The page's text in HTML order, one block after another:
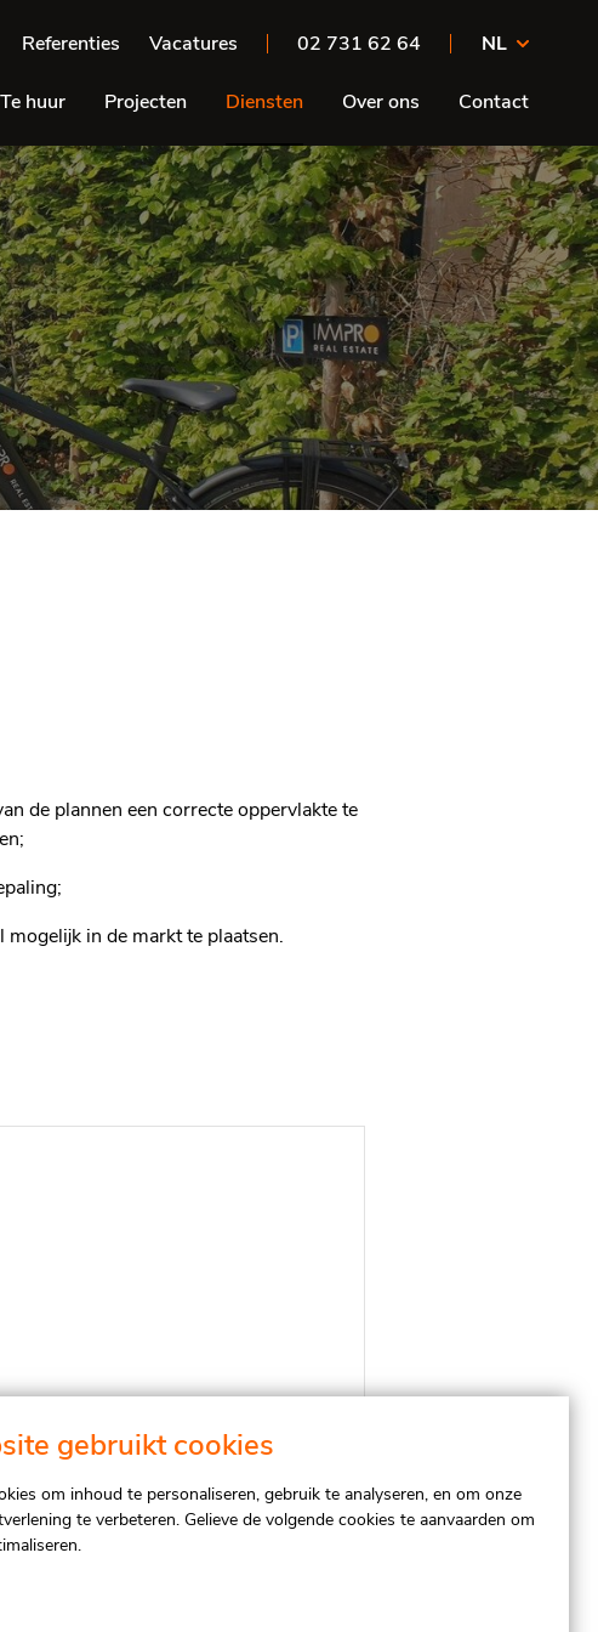
Te huur Projecten Diensten Over ons Contact
Referenties Vacatures 02 731 62 64 NL
de plannen een correcte oppervlakte te
in de markt te plaatsen.
gebruikt cookies
om inhoud te personaliseren, gebruik te analyseren, en om onze
te verbeteren. Gelieve de volgende cookies te aanvaarden om